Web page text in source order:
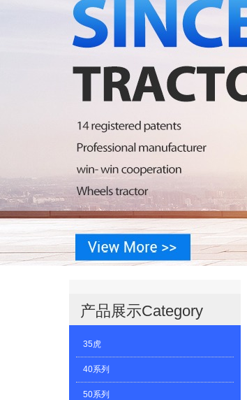
产品展示Category
35虎
40系列
50系列